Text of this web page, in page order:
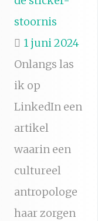
stoornis
1 juni 2024
Onlangs las
ik op
LinkedIn een
artikel
waarin een
cultureel
antropologe
haar zorgen